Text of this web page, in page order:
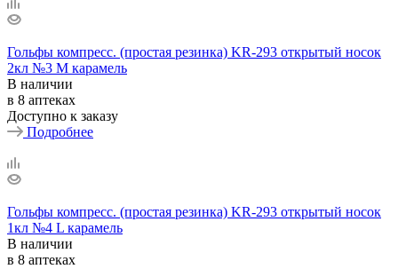
Гольфы компресс. (простая резинка) KR-293 открытый носок
2кл №3 М карамель
В наличии
в 8 аптеках
Доступно к заказу
Подробнее
Гольфы компресс. (простая резинка) KR-293 открытый носок
1кл №4 L карамель
В наличии
в 8 аптеках